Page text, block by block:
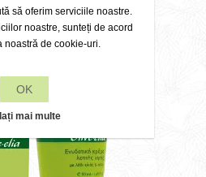
să oferim serviciile noastre.
noastre, sunteți de acord
noastră de cookie-uri.
OK
mai multe